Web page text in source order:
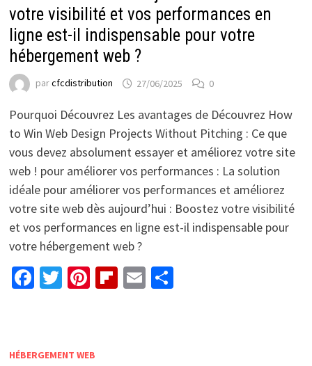
votre visibilité et vos performances en
ligne est-il indispensable pour votre
hébergement web ?
parcfcdistribution 27/06/2025 0
Pourquoi Découvrez Les avantages de Découvrez How
to Win Web Design Projects Without Pitching : Ce que
vous devez absolument essayer et améliorez votre site
web ! pour améliorer vos performances : La solution
idéale pour améliorer vos performances et améliorez
votre site web dès aujourd’hui : Boostez votre visibilité
et vos performances en ligne est-il indispensable pour
votre hébergement web ?
Facebook
Twitter
Pinterest
Flipboard
EmailPartager
HÉBERGEMENT WEB